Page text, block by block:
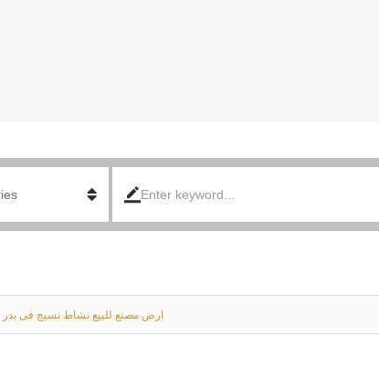
ارض مصنع للبيع نشاط نسيج فى بدر